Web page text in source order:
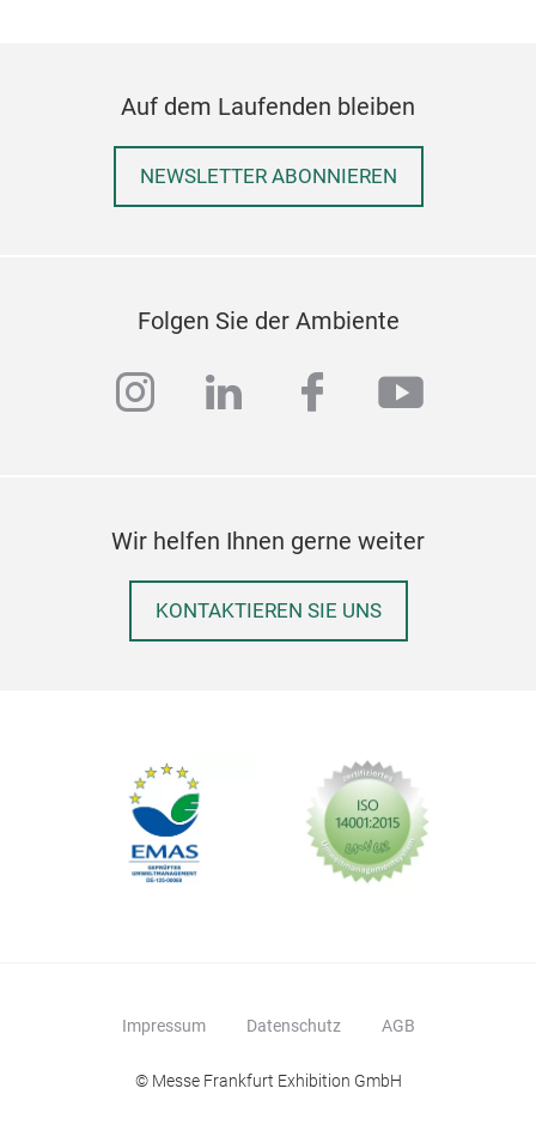
Auf dem Laufenden bleiben
NEWSLETTER ABONNIEREN
Folgen Sie der Ambiente
instagram
linkedinfacebook
Wir helfen Ihnen gerne weiter
KONTAKTIEREN SIE UNS
Impressum Datenschutz AGB
© Messe Frankfurt Exhibition GmbH